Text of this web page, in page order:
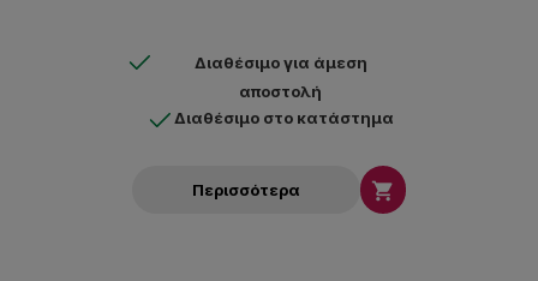
Διαθέσιμο για άμεση
αποστολή
Διαθέσιμο στο κατάστημα
Περισσότερα 